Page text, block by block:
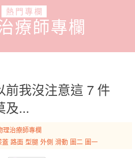
熱門專欄
療師專欄
前我沒注意這 7 件
及...
理治療師專欄
蓋 路面 型腿 外側 滑動 圖二 圖一